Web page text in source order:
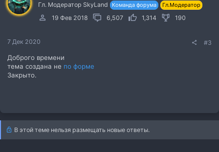
Гл. Модератор SkyLand Команда форума Гл.Модератор
19 Фев 2018 6,507 1,314 190
7 Дек 2020 #3
Доброго времени
тема создана не по форме
Закрыто.
В этой теме нельзя размещать новые ответы.